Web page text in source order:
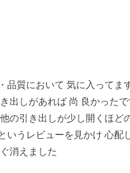
品質において 気に入ってま
出しがあれば 尚 良かった
の引き出しが少し開くほど
いうレビューを見かけ 心配
消えました